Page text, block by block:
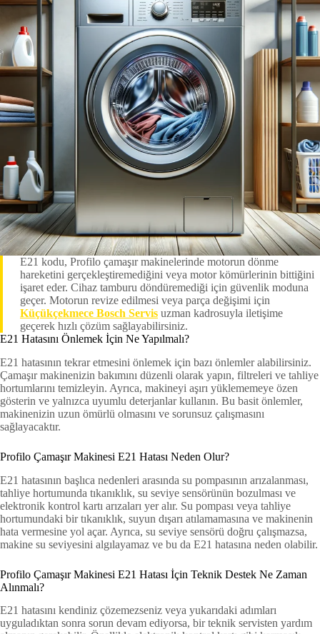
E21 kodu, Profilo çamaşır makinelerinde motorun dönme
hareketini gerçekleştiremediğini veya motor kömürlerinin bittiğini
işaret eder. Cihaz tamburu döndüremediği için güvenlik moduna
geçer. Motorun revize edilmesi veya parça değişimi için
Küçükçekmece Bosch Servis uzman kadrosuyla iletişime
geçerek hızlı çözüm sağlayabilirsiniz.
E21 Hatasını Önlemek İçin Ne Yapılmalı?
E21 hatasının tekrar etmesini önlemek için bazı önlemler alabilirsiniz.
Çamaşır makinenizin bakımını düzenli olarak yapın, filtreleri ve tahliye
hortumlarını temizleyin. Ayrıca, makineyi aşırı yüklememeye özen
gösterin ve yalnızca uyumlu deterjanlar kullanın. Bu basit önlemler,
makinenizin uzun ömürlü olmasını ve sorunsuz çalışmasını
sağlayacaktır.
Profilo Çamaşır Makinesi E21 Hatası Neden Olur?
E21 hatasının başlıca nedenleri arasında su pompasının arızalanması,
tahliye hortumunda tıkanıklık, su seviye sensörünün bozulması ve
elektronik kontrol kartı arızaları yer alır. Su pompası veya tahliye
hortumundaki bir tıkanıklık, suyun dışarı atılamamasına ve makinenin
hata vermesine yol açar. Ayrıca, su seviye sensörü doğru çalışmazsa,
makine su seviyesini algılayamaz ve bu da E21 hatasına neden olabilir.
Profilo Çamaşır Makinesi E21 Hatası İçin Teknik Destek Ne Zaman
Alınmalı?
E21 hatasını kendiniz çözemezseniz veya yukarıdaki adımları
uyguladıktan sonra sorun devam ediyorsa, bir teknik servisten yardım